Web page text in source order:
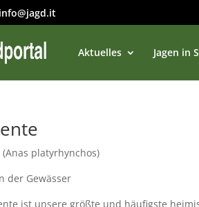
info@jagd.it
Aktuelles Jagen in
(Anas platyrhynchos)
der Gewässer
ist unsere größte und häufigste